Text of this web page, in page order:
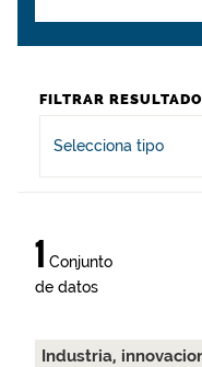
FILTRAR
Selecciona tipo
1 Conjunto
de datos
Industria,